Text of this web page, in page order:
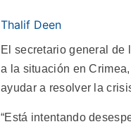
Thalif Deen
El secretario general de
a la situación en
ayudar a resolver la
“Está intentando